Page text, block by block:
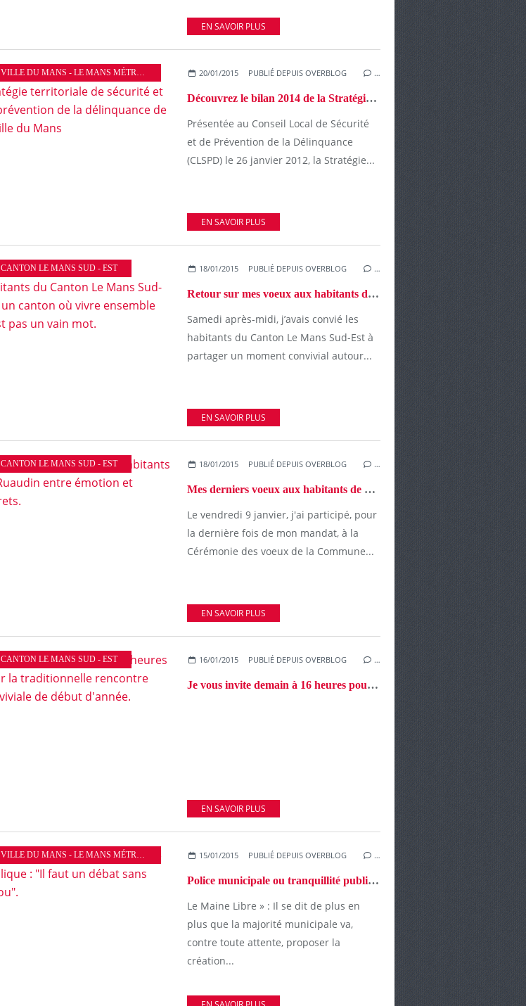
EN SAVOIR PLUS
VILLE DU MANS - LE MANS MÉTROPOLE 20/01/2015 PUBLIÉ DEPUIS OVERBLOG …
Découvrez le bilan 2014 de la Stratégie territoriale de sécurité et de prévention de la délinquance de la Ville du Mans
Présentée au Conseil Local de Sécurité
et de Prévention de la Délinquance
(CLSPD) le 26 janvier 2012, la Stratégie...
EN SAVOIR PLUS
CANTON LE MANS SUD - EST 18/01/2015 PUBLIÉ DEPUIS OVERBLOG …
Retour sur mes voeux aux habitants du Canton Le Mans Sud-Est, un canton où vivre ensemble n'est pas un vain mot.
Samedi après-midi, j’avais convié les
habitants du Canton Le Mans Sud-Est à
partager un moment convivial autour...
EN SAVOIR PLUS
CANTON LE MANS SUD - EST 18/01/2015 PUBLIÉ DEPUIS OVERBLOG …
Mes derniers voeux aux habitants de Ruaudin entre émotion et regrets.
Le vendredi 9 janvier, j'ai participé, pour
la dernière fois de mon mandat, à la
Cérémonie des voeux de la Commune...
EN SAVOIR PLUS
CANTON LE MANS SUD - EST 16/01/2015 PUBLIÉ DEPUIS OVERBLOG …
Je vous invite demain à 16 heures pour la traditionnelle rencontre conviviale de début d'année.
EN SAVOIR PLUS
VILLE DU MANS - LE MANS MÉTROPOLE 15/01/2015 PUBLIÉ DEPUIS OVERBLOG …
Police municipale ou tranquillité publique : "Il faut un débat sans tabou".
Le Maine Libre » : Il se dit de plus en
plus que la majorité municipale va,
contre toute attente, proposer la
création...